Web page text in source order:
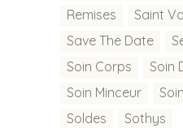
Remises
Saint
Save The Date
Soin Corps
Soin
Soin Minceur
Soldes
Sothys